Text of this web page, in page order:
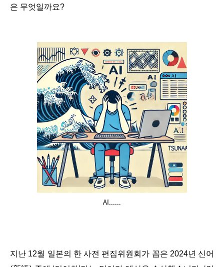
은 무엇일까요?
AI......
지난 12월 일본의 한 사전 편집위원회가 꼽은 2024년 신어